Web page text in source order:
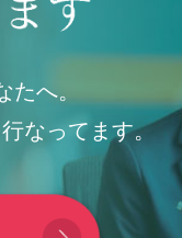
へ。
なってます。